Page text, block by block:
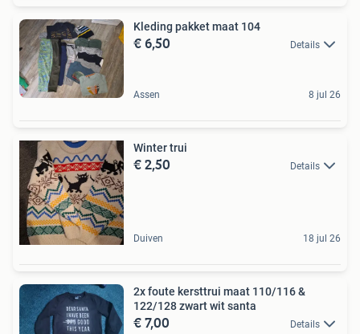
Kleding pakket maat 104
€ 6,50 Details
Assen 8 jul 26
Winter trui
€ 2,50 Details
Duiven 18 jul 26
2x foute kersttrui maat 110/116 &
122/128 zwart wit santa
€ 7,00 Details